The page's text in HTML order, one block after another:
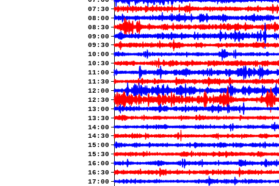
07:30
08:00
08:30
09:00
09:30
10:00
10:30
11:00
11:30
12:00
12:30
13:00
13:30
14:00
14:30
15:00
15:30
16:00
16:30
17:00